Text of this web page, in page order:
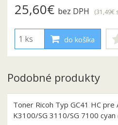
25,60€ bez DPH (31,49€
do košíka
Podobné produkty
Toner Ricoh Typ GC41 HC pre
K3100/SG 3110/SG 7100